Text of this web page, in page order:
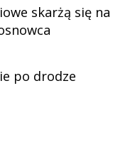
skarżą się na
po drodze